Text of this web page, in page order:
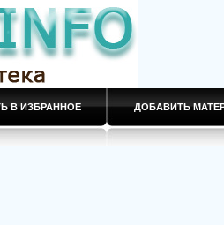
В ИЗБРАННОЕ ДОБАВИТЬ